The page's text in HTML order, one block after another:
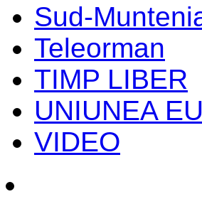
Sud-
Teleorman
TIMP LIBER
UNIUNEA
VIDEO